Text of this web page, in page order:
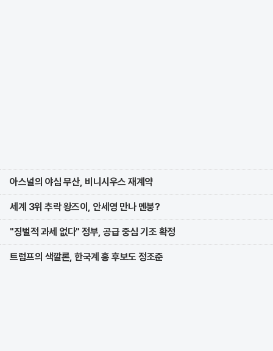
아스널의 야심 무산, 비니시우스 재계약
세계 3위 추락 왕즈이, 안세영 만나 멘붕?
"징벌적 과세 없다" 정부, 공급 중심 기조 확정
트럼프의 색깔론, 한국계 홍 후보도 정조준